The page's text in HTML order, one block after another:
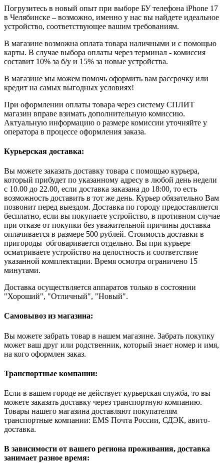
Погрузитесь в новый опыт при выборе БУ телефона iPhone 17
в Челябинске – возможно, именно у нас вы найдете идеальное
устройство, соответствующее вашим требованиям.
В магазине возможна оплата товара наличными и с помощью
карты. В случае выбора оплаты через терминал - комиссия
составит 10% за б/у и 15% за новые устройства.
В магазине мы можем помочь оформить вам рассрочку или
кредит на самых выгодных условиях!
При оформлении оплаты товара через систему СПЛИТ
магазин вправе взимать дополнительную комиссию.
Актуальную информацию о размере комиссии уточняйте у
оператора в процессе оформления заказа.
Курьерская доставка:
Вы можете заказать доставку товара с помощью курьера,
который прибудет по указанному адресу в любой день недели
с 10.00 до 22.00, если доставка заказана до 18:00, то есть
возможность доставить в тот же день. Курьер обязательно Вам
позвонит перед выездом. Доставка по городу предоставляется
бесплатно, если вы покупаете устройство, в противном случае
при отказе от покупки без уважительной причины доставка
оплачивается в размере 500 рублей. Стоимость доставки в
пригороды обговаривается отдельно. Вы при курьере
осматриваете устройство на целостность и соответствие
указанной комплектации. Время осмотра ограничено 15
минутами.
Доставка осуществляется аппаратов только в состоянии
"Хороший", "Отличный", "Новый".
Самовывоз из магазина:
Вы можете забрать товар в нашем магазине. Забрать покупку
может ваш друг или родственник, который знает номер и имя,
на кого оформлен заказ.
Транспортные компании:
Если в вашем городе не действует курьерская служба, то вы
можете заказать доставку через транспортную компанию.
Товары нашего магазина доставляют покупателям
транспортные компании: EMS Почта России, СДЭК, авито-
доставка.
В зависимости от вашего региона проживания, доставка
занимает разное время: